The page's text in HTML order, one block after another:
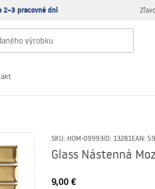
2–3 pracovné dni
SKU: HOM-09993ID: 13281EAN:
Glass Nástenná
9,00 €